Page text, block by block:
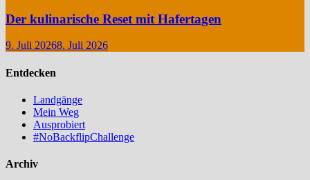
Der kulinarische Reset mit Hafertagen
9. Juli 20268. Juli 2026
Entdecken
Landgänge
Mein Weg
Ausprobiert
#NoBackflipChallenge
Archiv